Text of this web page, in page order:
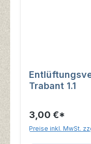
Trabant 1.1
3,00 €*
Preise inkl. MwSt.